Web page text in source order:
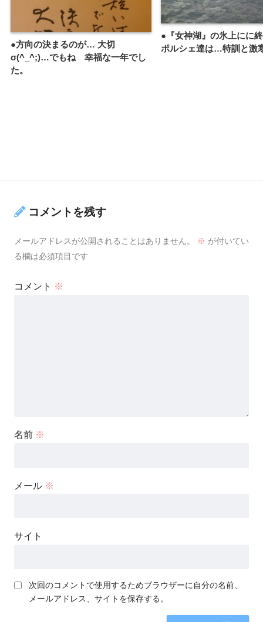
●方向の決まるのが… 大切
σ(^_^;)…でもね 幸福な一年でし
た。
●『女神湖』の氷上にに
ポルシェ達は…特訓と激
コメントを残す
メールアドレスが公開されることはありません。 ※ が付いてい
る欄は必須項目です
コメント ※
名前 ※
メール ※
サイト
次回のコメントで使用するためブラウザーに自分の名前、
メールアドレス、サイトを保存する。